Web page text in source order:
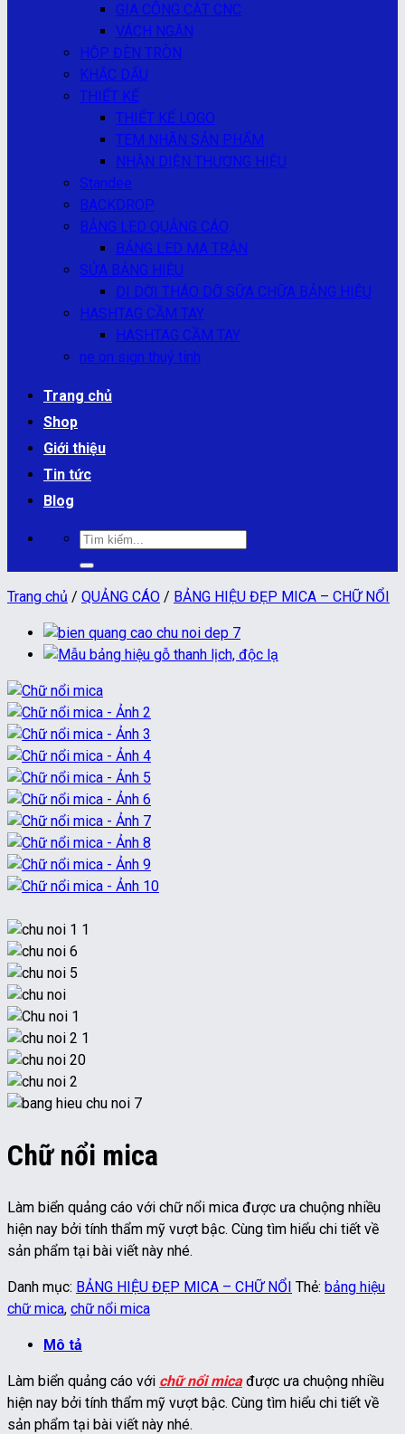
GIA CÔNG CẮT CNC
VÁCH NGĂN
HỘP ĐÈN TRÒN
KHẮC DẤU
THIẾT KẾ
THIẾT KẾ LOGO
TEM NHÃN SẢN PHẨM
NHẬN DIỆN THƯƠNG HIỆU
Standee
BACKDROP
BẢNG LED QUẢNG CÁO
BẢNG LED MA TRẬN
SỬA BẢNG HIỆU
DI DỜI THÁO DỠ SỮA CHỮA BẢNG HIỆU
HASHTAG CẦM TAY
HASHTAG CẦM TAY
ne on sign thuỷ tinh
Trang chủ
Shop
Giới thiệu
Tin tức
Blog
Tìm
kiếm:
Trang chủ / QUẢNG CÁO / BẢNG HIỆU ĐẸP MICA – CHỮ NỔI
Chữ nổi mica
Làm biển quảng cáo với chữ nổi mica được ưa chuộng nhiều
hiện nay bởi tính thẩm mỹ vượt bậc. Cùng tìm hiểu chi tiết về
sản phẩm tại bài viết này nhé.
Danh mục: BẢNG HIỆU ĐẸP MICA – CHỮ NỔI Thẻ: bảng hiệu
chữ mica, chữ nổi mica
Mô tả
Làm biển quảng cáo với chữ nổi micađược ưa chuộng nhiều
hiện nay bởi tính thẩm mỹ vượt bậc. Cùng tìm hiểu chi tiết về
sản phẩm tại bài viết này nhé.